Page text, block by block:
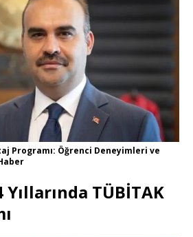
Programı: Öğrenci Deneyimleri ve
Yıllarında TÜBİTAK